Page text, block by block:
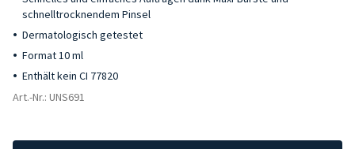
schnelltrocknendem Pinsel
Dermatologisch getestet
Format 10 ml
Enthält kein CI 77820
Art.-Nr.: UNS691